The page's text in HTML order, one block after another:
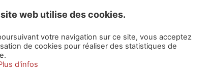
web utilise des cookies.
votre navigation sur ce site, vous acceptez
de cookies pour réaliser des statistiques de
d'infos